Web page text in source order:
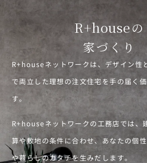
R+houseの
家づくり
R+houseネットワークは、デザイン性
で両立した理想の注文住宅を手の届く
す。
R+houseネットワークの工務店では、
算や敷地の条件に合わせ、あなたの個
や暮らしのカタチを生みだします。